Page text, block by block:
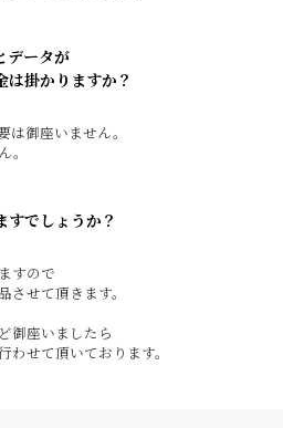
データが
は掛かりますか？
は御座いません。
。
すでしょうか？
すので
せて頂きます。
御座いましたら
せて頂いております。